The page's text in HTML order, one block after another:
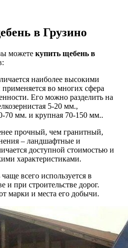
в Грузино
можете купить щебень в
наиболее высокими
во многих сфера
Его можно разделить на
5-20 мм.,
70 мм. и крупная 70-150 мм..
прочный, чем гранитный,
– ландшафтные и
доступной стоимостью и
характеристиками.
чаще всего используется в
и при строительстве дорог.
марки и места его добычи.